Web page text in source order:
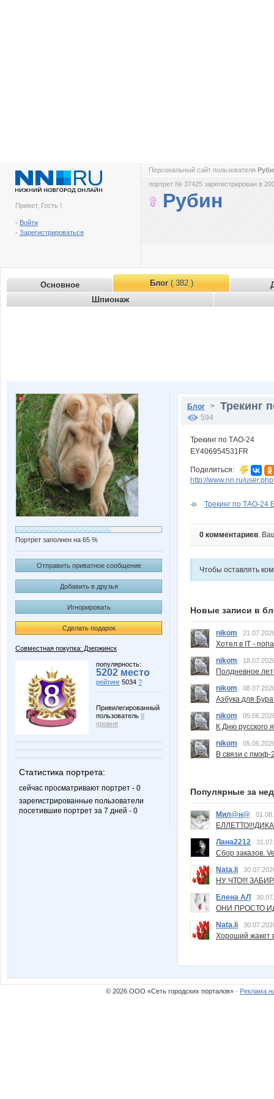
Привет, Гость !
- Войти
- Зарегистрироваться
Персональный сайт пользователя
портрет № 37425 зарегистрирован в
Рубин
Основное Блог( 382 )
Шпионаж
Портрет заполнен на 65 %
Отправить приватное сообщение
Добавить в друзья
Игнорировать
Сделать подарок
Совместная покупка: Дзержинск
популярность:
5202 место
рейтинг 5034 ?
Привилегированный
пользователь 8
уровня
Статистика портрета:
сейчас просматривают портрет - 0
зарегистрированные пользователи
посетившие портрет за 7 дней - 0
Блог > Трекинг
594
Трекинг по ТАО-24
EY406954531FR
Поделиться:
http://www.nn.ru/
Трекинг по ТАО-24
0 комментариев.
Чтобы оставлять
Новые записи в
nikom
Хотел в IT -
nikom
Полдневное
nikom
Азбука для
nikom
К Дню русского
nikom
В связи с пмэф-
Популярные за
Мил@н@
Лана2212
Сбор заказов.
Nata.li
НУ ЧТО!!!
Елена АЛ
ОНИ ПРОСТО
Nata.li
Хороший жакет
© 2026 ООО «Сеть городских порталов» · Реклама